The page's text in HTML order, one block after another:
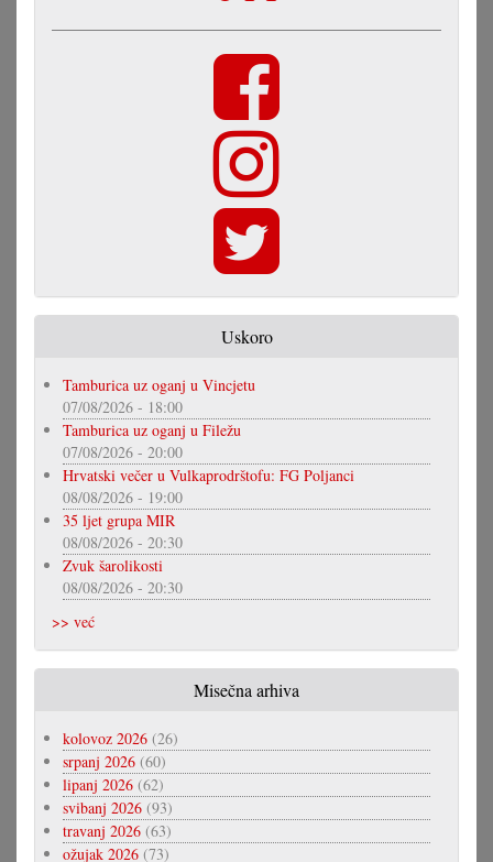
Uskoro
Tamburica uz oganj u Vincjetu
07/08/2026 - 18:00
Tamburica uz oganj u Filežu
07/08/2026 - 20:00
Hrvatski večer u Vulkaprodrštofu: FG Poljanci
08/08/2026 - 19:00
35 ljet grupa MIR
08/08/2026 - 20:30
Zvuk šarolikosti
08/08/2026 - 20:30
>> već
Misečna arhiva
kolovoz 2026 (26)
srpanj 2026 (60)
lipanj 2026 (62)
svibanj 2026 (93)
travanj 2026 (63)
ožujak 2026 (73)